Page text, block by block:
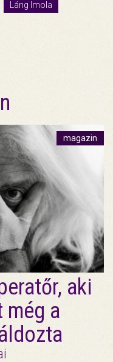
Láng Imola
magazin
aki
még a